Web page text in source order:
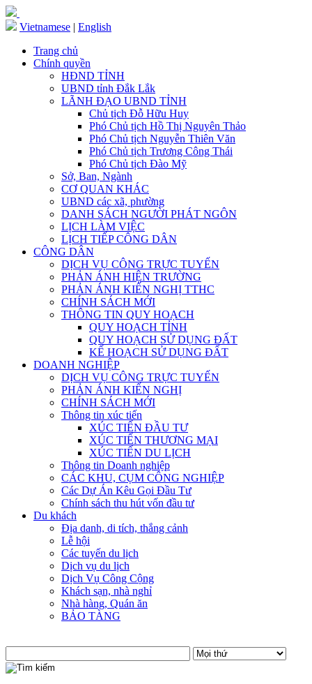
Vietnamese | English
Trang chủ
Chính quyền
HĐND TỈNH
UBND tỉnh Đắk Lắk
LÃNH ĐẠO UBND TỈNH
Chủ tịch Đỗ Hữu Huy
Phó Chủ tịch Hồ Thị Nguyên Thảo
Phó Chủ tịch Nguyễn Thiên Văn
Phó Chủ tịch Trương Công Thái
Phó Chủ tịch Đào Mỹ
Sở, Ban, Ngành
CƠ QUAN KHÁC
UBND các xã, phường
DANH SÁCH NGƯỜI PHÁT NGÔN
LỊCH LÀM VIỆC
LỊCH TIẾP CÔNG DÂN
CÔNG DÂN
DỊCH VỤ CÔNG TRỰC TUYẾN
PHẢN ÁNH HIỆN TRƯỜNG
PHẢN ÁNH KIẾN NGHỊ TTHC
CHÍNH SÁCH MỚI
THÔNG TIN QUY HOẠCH
QUY HOẠCH TỈNH
QUY HOẠCH SỬ DỤNG ĐẤT
KẾ HOẠCH SỬ DỤNG ĐẤT
DOANH NGHIỆP
DỊCH VỤ CÔNG TRỰC TUYẾN
PHẢN ÁNH KIẾN NGHỊ
CHÍNH SÁCH MỚI
Thông tin xúc tiến
XÚC TIẾN ĐẦU TƯ
XÚC TIẾN THƯƠNG MẠI
XÚC TIẾN DU LỊCH
Thông tin Doanh nghiệp
CÁC KHU, CỤM CÔNG NGHIỆP
Các Dự Án Kêu Gọi Đầu Tư
Chính sách thu hút vốn đầu tư
Du khách
Địa danh, di tích, thắng cảnh
Lễ hội
Các tuyến du lịch
Dịch vụ du lịch
Dịch Vụ Công Cộng
Khách sạn, nhà nghỉ
Nhà hàng, Quán ăn
BẢO TÀNG